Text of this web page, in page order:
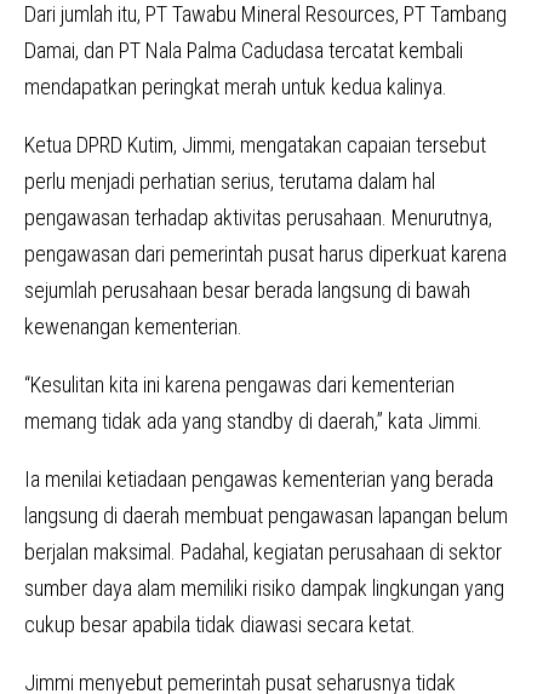
Dari jumlah itu, PT Tawabu Mineral Resources, PT Tambang
Damai, dan PT Nala Palma Cadudasa tercatat kembali
mendapatkan peringkat merah untuk kedua kalinya.
Ketua DPRD Kutim, Jimmi, mengatakan capaian tersebut
perlu menjadi perhatian serius, terutama dalam hal
pengawasan terhadap aktivitas perusahaan. Menurutnya,
pengawasan dari pemerintah pusat harus diperkuat karena
sejumlah perusahaan besar berada langsung di bawah
kewenangan kementerian.
“Kesulitan kita ini karena pengawas dari kementerian
memang tidak ada yang standby di daerah,” kata Jimmi.
Ia menilai ketiadaan pengawas kementerian yang berada
langsung di daerah membuat pengawasan lapangan belum
berjalan maksimal. Padahal, kegiatan perusahaan di sektor
sumber daya alam memiliki risiko dampak lingkungan yang
cukup besar apabila tidak diawasi secara ketat.
Jimmi menyebut pemerintah pusat seharusnya tidak